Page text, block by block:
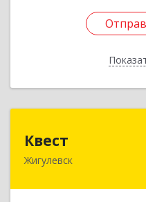
Квест
Жигулевск
445350, Самарская